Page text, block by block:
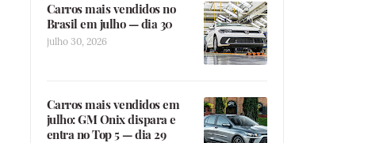
Carros mais vendidos no
Brasil em julho — dia 30
julho 30, 2026
Carros mais vendidos em
julho: GM Onix dispara e
entra no Top 5 — dia 29